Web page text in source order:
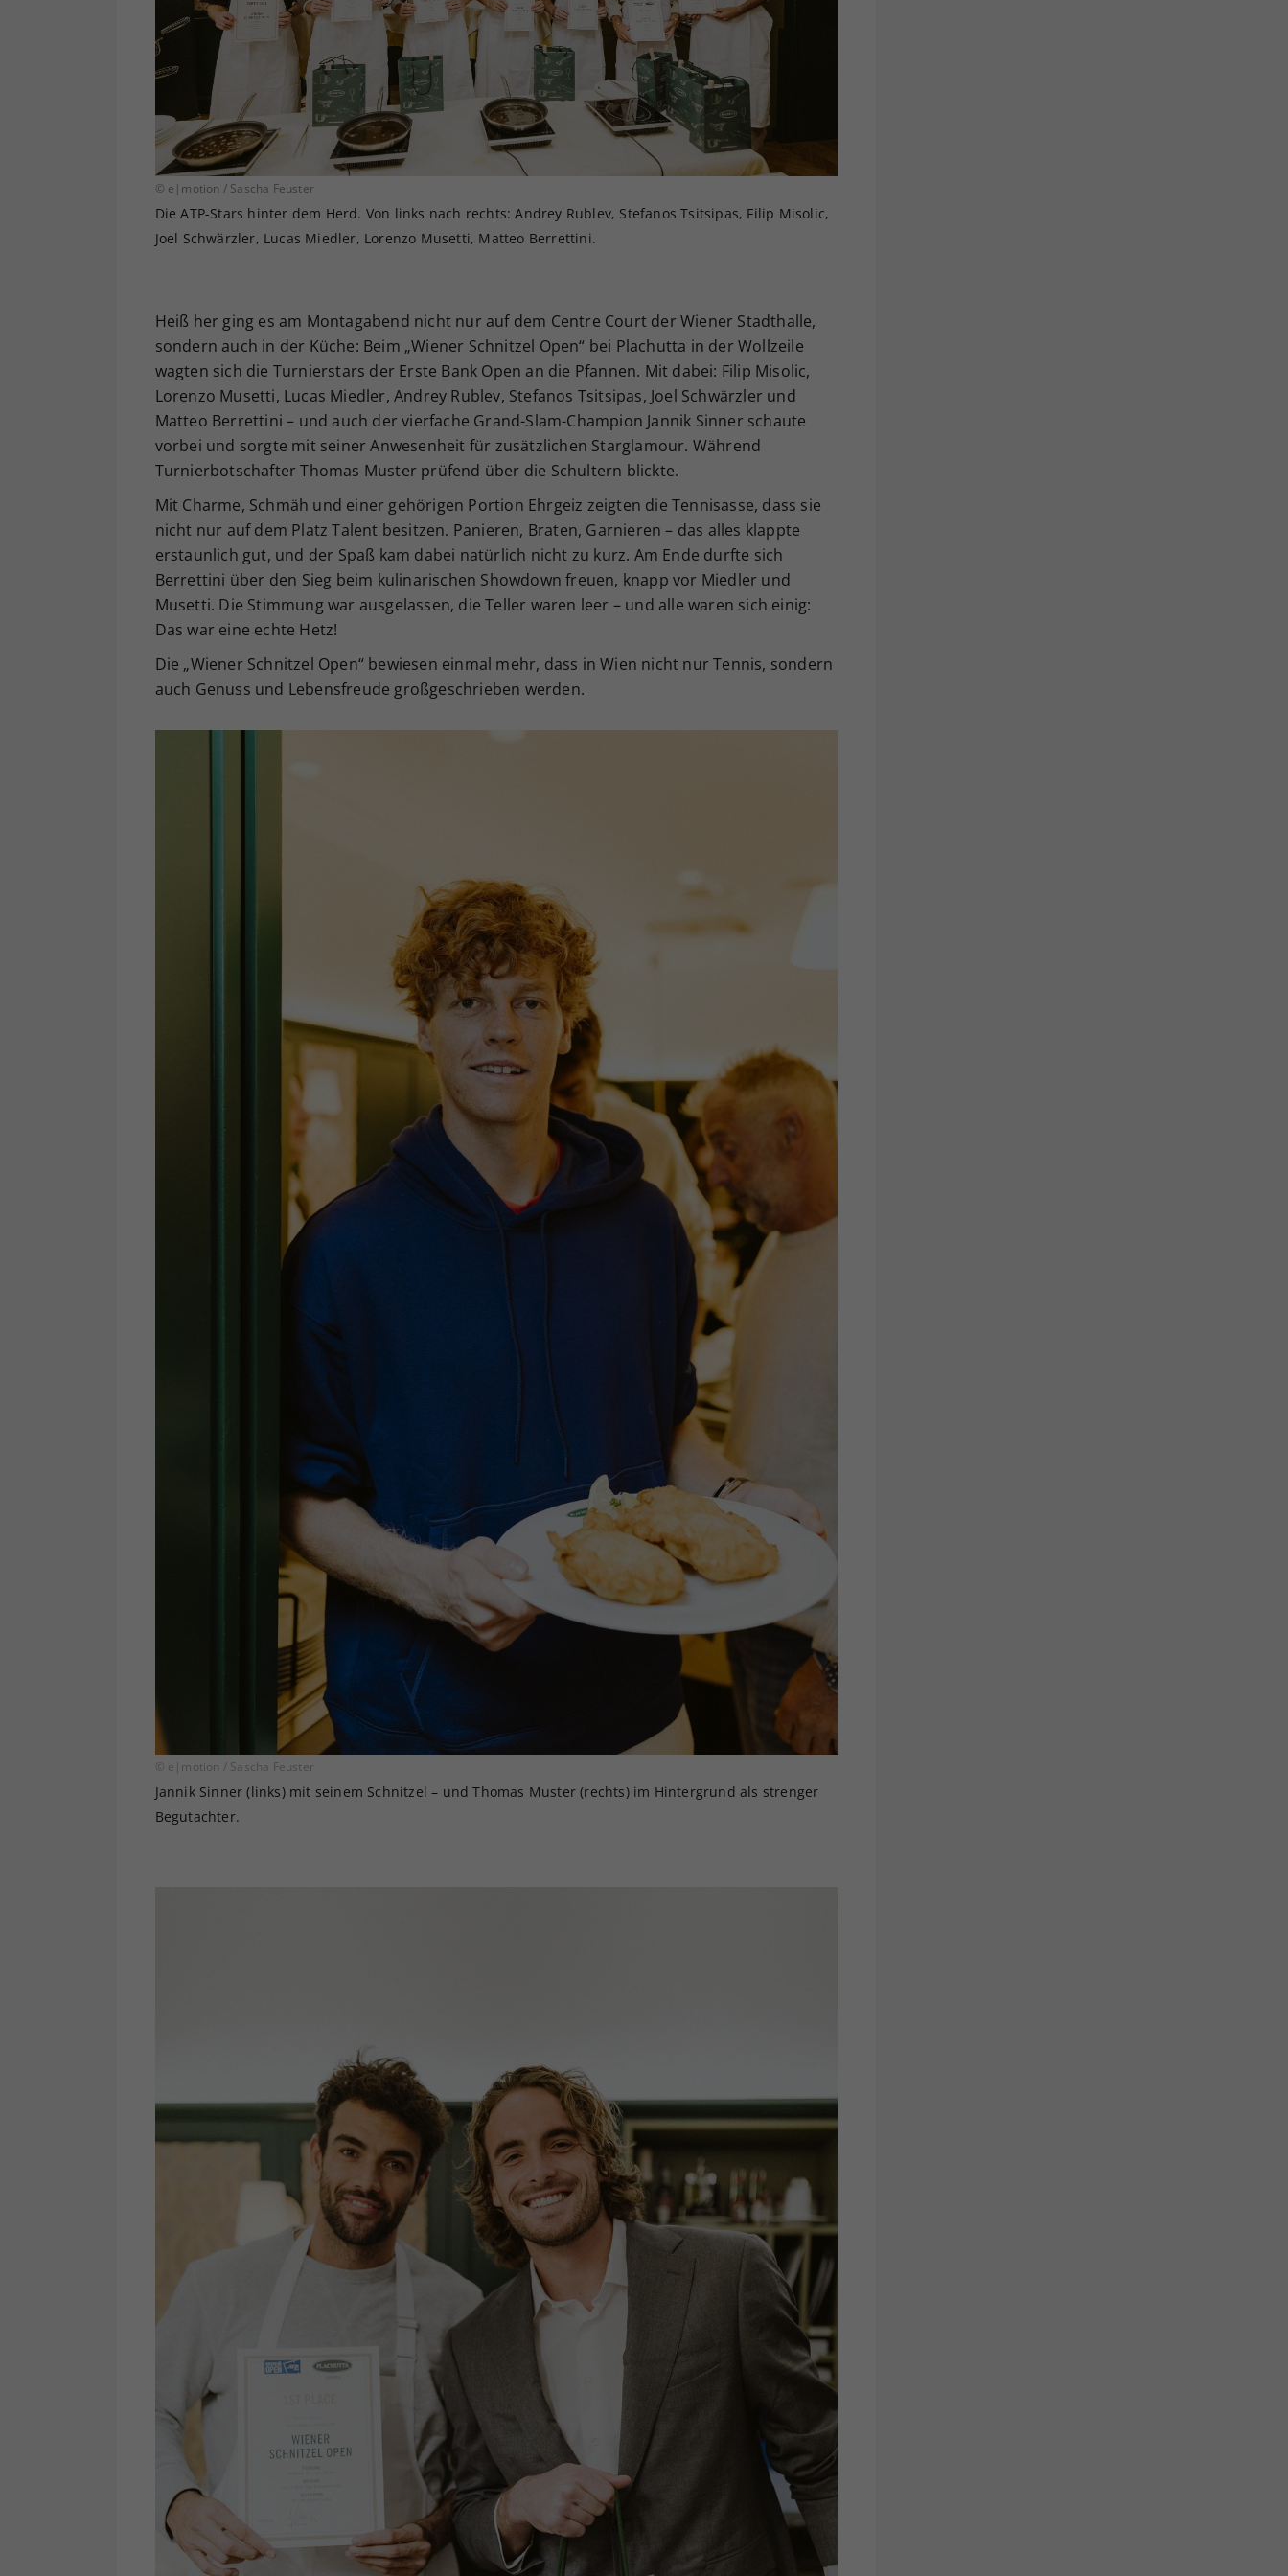
© e|motion / Sascha Feuster
Die ATP-Stars hinter dem Herd. Von links nach rechts: Andrey Rublev, Stefanos Tsitsipas, Filip Misolic,
Joel Schwärzler, Lucas Miedler, Lorenzo Musetti, Matteo Berrettini.
Heiß her ging es am Montagabend nicht nur auf dem Centre Court der Wiener Stadthalle,
sondern auch in der Küche: Beim „Wiener Schnitzel Open“ bei Plachutta in der Wollzeile
wagten sich die Turnierstars der Erste Bank Open an die Pfannen. Mit dabei: Filip Misolic,
Lorenzo Musetti, Lucas Miedler, Andrey Rublev, Stefanos Tsitsipas, Joel Schwärzler und
Matteo Berrettini – und auch der vierfache Grand-Slam-Champion Jannik Sinner schaute
vorbei und sorgte mit seiner Anwesenheit für zusätzlichen Starglamour. Während
Turnierbotschafter Thomas Muster prüfend über die Schultern blickte.
Mit Charme, Schmäh und einer gehörigen Portion Ehrgeiz zeigten die Tennisasse, dass sie
nicht nur auf dem Platz Talent besitzen. Panieren, Braten, Garnieren – das alles klappte
erstaunlich gut, und der Spaß kam dabei natürlich nicht zu kurz. Am Ende durfte sich
Berrettini über den Sieg beim kulinarischen Showdown freuen, knapp vor Miedler und
Musetti. Die Stimmung war ausgelassen, die Teller waren leer – und alle waren sich einig:
Das war eine echte Hetz!
Die „Wiener Schnitzel Open“ bewiesen einmal mehr, dass in Wien nicht nur Tennis, sondern
auch Genuss und Lebensfreude großgeschrieben werden.
© e|motion / Sascha Feuster
Jannik Sinner (links) mit seinem Schnitzel – und Thomas Muster (rechts) im Hintergrund als strenger
Begutachter.
Ihrer vorgenommen Einstellungen, falls der
Webseiten-Betreiber dies eingestellt hat.